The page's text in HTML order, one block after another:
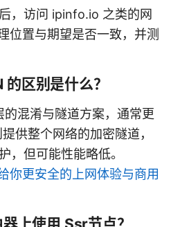
，访问 ipinfo.io 之类的网
位置与期望是否一致，并测
区别是什么？
混淆与隧道方案，通常更
供整个网络的加密隧道，
，但可能性能略低。
你更安全的上网体验与商用
上使用 Ssr节点？